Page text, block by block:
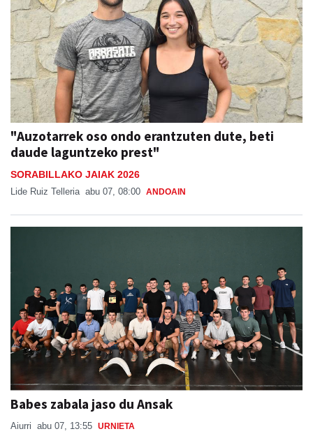
"Auzotarrek oso ondo erantzuten dute, beti
daude laguntzeko prest"
SORABILLAKO JAIAK 2026
Lide Ruiz Telleria abu 07, 08:00 ANDOAIN
Babes zabala jaso du Ansak
Aiurri abu 07, 13:55 URNIETA